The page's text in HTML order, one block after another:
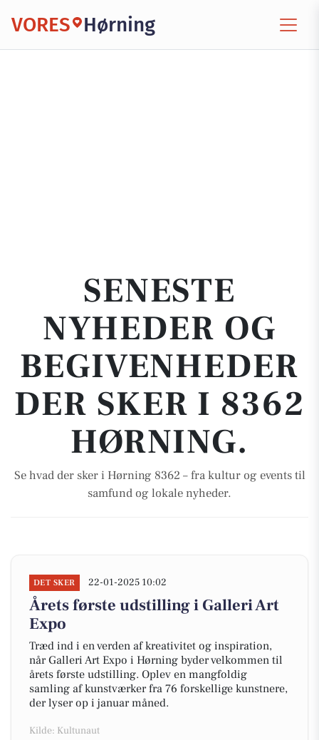
VORES Hørning
SENESTE
NYHEDER OG
BEGIVENHEDER
DER SKER I 8362
HØRNING.
Se hvad der sker i Hørning 8362 – fra kultur og events til
samfund og lokale nyheder.
DET SKER 22-01-2025 10:02
Årets første udstilling i Galleri Art
Expo
Træd ind i en verden af kreativitet og inspiration,
når Galleri Art Expo i Hørning byder velkommen til
årets første udstilling. Oplev en mangfoldig
samling af kunstværker fra 76 forskellige kunstnere,
der lyser op i januar måned.
Kilde: Kultunaut